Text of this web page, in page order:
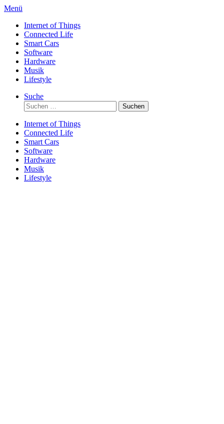
Direkt
Inhalt
Menü
Internet of Things
Connected Life
Smart Cars
Software
Hardware
Musik
Lifestyle
Suche
Suchen
nach:
Internet of Things
Connected Life
Smart Cars
Software
Hardware
Musik
Lifestyle